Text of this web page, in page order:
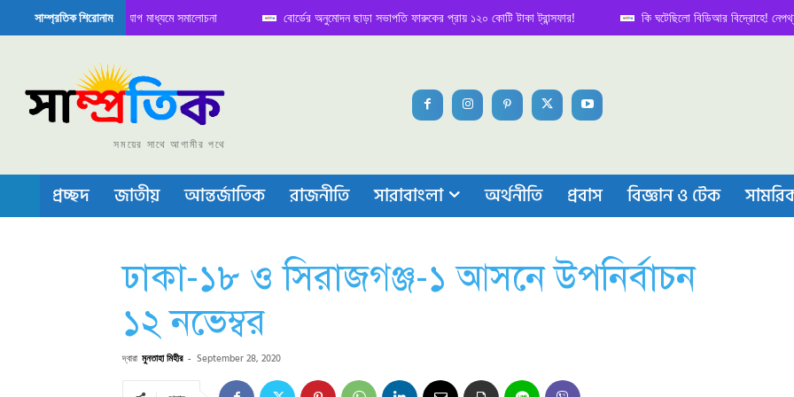
সাম্প্রতিক শিরোনাম
নিয়ে সামাজিক যোগাযোগ মাধ্যমে সমালোচনা বোর্ডের অনুমোদন ছাড়া সভাপতি ফারুকের প্রায় ১২০ কোটি টাকা ট্রান্সফার! কি ঘটেছিলো বিডিআর বিদ্রোহে! নেপথ্য
বা চীপ তৈরিতে নিজের শক্ত অবস্থান জানান দিচ্ছে চীন
সময়ের সাথে আগামীর পথে
প্রচ্ছদ জাতীয় আন্তর্জাতিক রাজনীতি সারাবাংলা অর্থনীতি প্রবাস বিজ্ঞান ও টেক
ঢাকা-১৮ ও সিরাজগঞ্জ-১ আসনে উপনির্বাচন
১২ নভেম্বর
দ্বারা মুনতাহা মিহীর - September 28, 2020